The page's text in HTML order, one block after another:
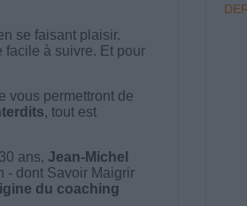
se faisant plaisir.
facile à suivre. Et pour
vous permettront de
, tout est
ans, Jean-Michel
- dont Savoir Maigrir
du coaching